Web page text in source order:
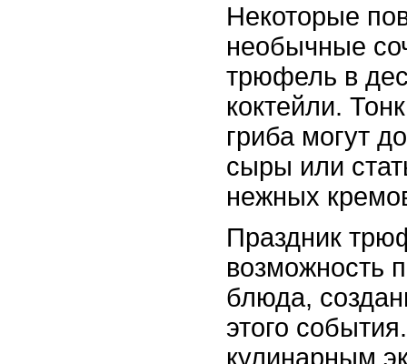
Некоторые
необычные
трюфель в
коктейли.
гриба могут
сыры или
нежных
Праздник
возможность
блюда,
этого
кулинарным